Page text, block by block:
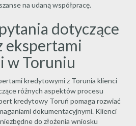
na udaną współpracę.
dotyczące
ekspertami
w Toruniu
kredytowymi z Torunia klienci
różnych aspektów procesu
kredytowy Toruń pomaga rozwiać
dokumentacyjnymi. Klienci
do złożenia wniosku